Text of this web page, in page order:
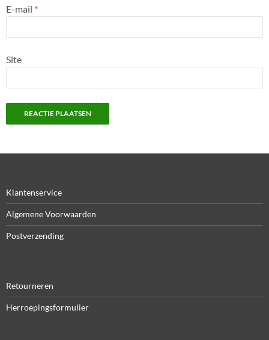
E-mail *
Site
Klantenservice
Algemene Voorwaarden
Postverzending
Retourneren
Herroepingsformulier